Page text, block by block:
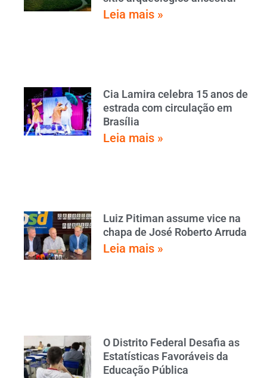
Leia mais »
Cia Lamira celebra 15 anos de
estrada com circulação em
Brasília
Leia mais »
Luiz Pitiman assume vice na
chapa de José Roberto Arruda
Leia mais »
O Distrito Federal Desafia as
Estatísticas Favoráveis da
Educação Pública